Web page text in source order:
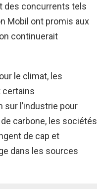
des concurrents tels
Mobil ont promis aux
continuerait
le climat, les
certains
l’industrie pour
carbone, les sociétés
de cap et
dans les sources